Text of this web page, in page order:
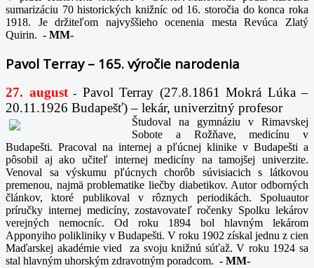
sumarizáciu 70 historických knižníc od 16. storočia do konca roka
1918. Je držiteľom najvyššieho ocenenia mesta Revúca Zlatý
Quirin. - MM-
Pavol Terray – 165. výročie narodenia
27. august- Pavol Terray (27.8.1861 Mokrá Lúka –
20.11.1926 Budapešť) – lekár, univerzitný profesor
Študoval na gymnáziu v Rimavskej
Sobote a Rožňave, medicínu v
Budapešti. Pracoval na internej a pľúcnej klinike v Budapešti a
pôsobil aj ako učiteľ internej medicíny na tamojšej univerzite.
Venoval sa výskumu pľúcnych chorôb súvisiacich s látkovou
premenou, najmä problematike liečby diabetikov. Autor odborných
článkov, ktoré publikoval v rôznych periodikách. Spoluautor
príručky internej medicíny, zostavovateľ ročenky Spolku lekárov
verejných nemocníc. Od roku 1894 bol hlavným lekárom
Apponyiho polikliniky v Budapešti. V roku 1902 získal jednu z cien
Maďarskej akadémie vied za svoju knižnú súťaž. V roku 1924 sa
stal hlavným uhorským zdravotným poradcom. - MM-